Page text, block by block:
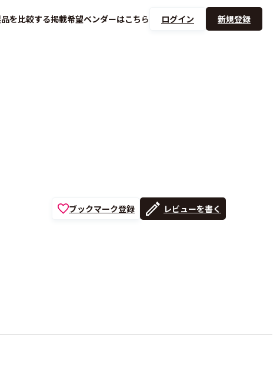
を比較する掲載希望ベンダーはこちら ログイン 新規登録
ブックマーク登録 レビューを書く